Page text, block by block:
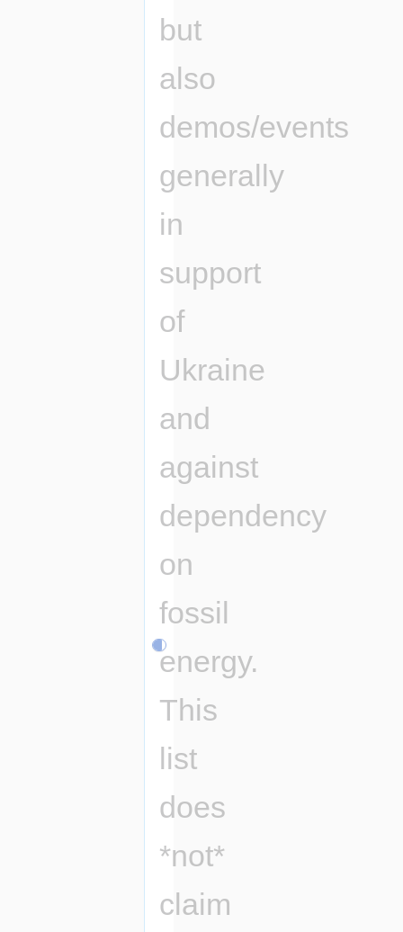
but
also
demos/events
generally
in
support
of
Ukraine
and
against
dependency
on
fossil
energy.
This
list
does
*not*
claim